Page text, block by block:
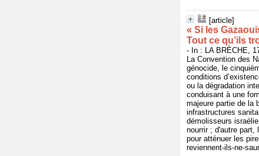
[article]
« Si les
Tout ce qu’ils
- In : LA BRÈCHE,
La Convention des
génocide, le
conditions
ou la dégradation
conduisant à une
majeure partie de la
infrastructures
démolisseurs
nourrir ; d'autre part,
pour atténuer les
reviennent-ils-ne-